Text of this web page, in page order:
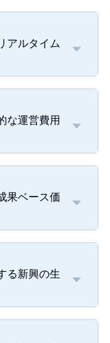
アルタイム
な運営費用
果ベース価
る新興の生